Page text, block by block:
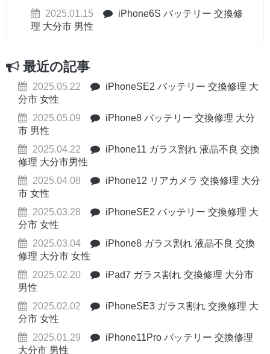
2025.01.15
iPhone6S バッテリー 交換修
理 大分市 男性
最近の記事
2025.05.22
iPhoneSE2 バッテリー 交換修理 大
分市 女性
2025.05.09
iPhone8 バッテリー 交換修理 大分
市 男性
2025.04.22
iPhone11 ガラス割れ 液晶不良 交換
修理 大分市男性
2025.04.08
iPhone12 リアカメラ 交換修理 大分
市 女性
2025.03.28
iPhoneSE2 バッテリー 交換修理 大
分市 女性
2025.03.04
iPhone8 ガラス割れ 液晶不良 交換
修理 大分市 女性
2025.02.20
iPad7 ガラス割れ 交換修理 大分市
男性
2025.02.02
iPhoneSE3 ガラス割れ 交換修理 大
分市 女性
2025.01.29
iPhone11Pro バッテリー 交換修理
大分市 男性